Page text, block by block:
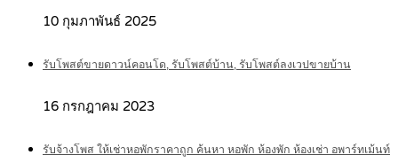
10 กุมภาพันธ์ 2025
รับโพสต์ขายดาวน์คอนโด, รับโพสต์บ้าน, รับโพสต์ลงเวปขายบ้าน
16 กรกฎาคม 2023
รับจ้างโพส ให้เช่าหอพักราคาถูก ค้นหา หอพัก ห้องพัก ห้องเช่า อพาร์ทเม้นท์